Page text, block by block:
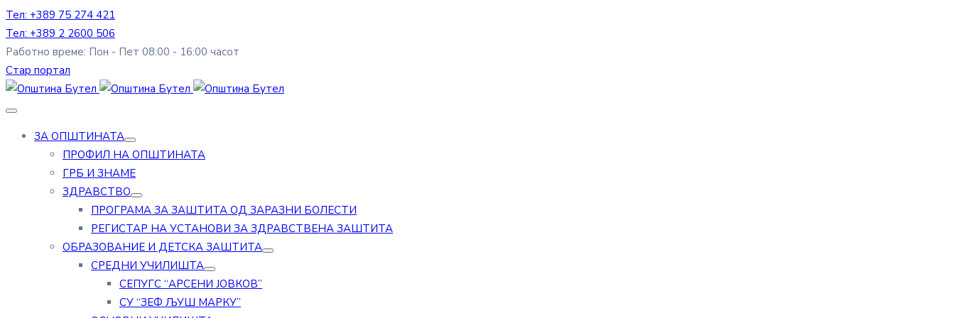
Тел: +389 75 274 421
Тел: +389 2 2600 506
Работно време: Пон - Пет 08:00 - 16:00 часот
Стар портал
ЗА ОПШТИНАТА
ПРОФИЛ НА ОПШТИНАТА
ГРБ И ЗНАМЕ
ЗДРАВСТВО
ПРОГРАМА ЗА ЗАШТИТА ОД ЗАРАЗНИ БОЛЕСТИ
РЕГИСТАР НА УСТАНОВИ ЗА ЗДРАВСТВЕНА ЗАШТИТА
ОБРАЗОВАНИЕ И ДЕТСКА ЗАШТИТА
СРЕДНИ УЧИЛИШТА
СЕПУГС “АРСЕНИ ЈОВКОВ”
СУ “ЗЕФ ЉУШ МАРКУ”